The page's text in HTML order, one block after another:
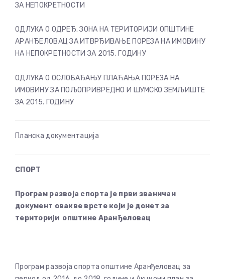
ЗА НЕПОКРЕТНОСТИ
ОДЛУКА О ОДРЕЂ. ЗОНА НА ТЕРИТОРИЈИ ОПШТИНЕ
АРАНЂЕЛОВАЦ ЗА ИТВРЂИВАЊЕ ПОРЕЗА НА ИМОВИНУ
НА НЕПОКРЕТНОСТИ ЗА 2015. ГОДИНУ
ОДЛУКА О ОСЛОБАЂАЊУ ПЛАЋАЊА ПОРЕЗА НА
ИМОВИНУ ЗА ПОЉОПРИВРЕДНО И ШУМСКО ЗЕМЉИШТЕ
ЗА 2015. ГОДИНУ
Планска документација
СПОРТ
Програм развоја спорта је први званичан
документ овакве врсте који је донет за
територији општине Аранђеловац
Програм развоја спорта општине Аранђеловац за